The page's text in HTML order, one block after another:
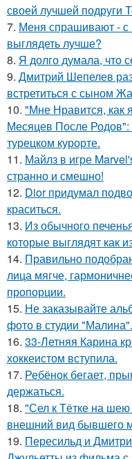
своей лучшей подруги
7. Меня спрашивают - с
выглядеть лучше?
8. Я долго думала, что
9. Дмитрий Шепелев
встретиться с сыном
10. "Мне Нравится, как
Месяцев После Родов":
турецком курорте.
11. Майлз в игре
странно и смешно!
12. Dior придумал
краситься.
13. Из обычного
которые выглядят как
14. Правильно
лица мягче,
пропорции.
15. Не заказывайте
фото в студии "Малина".
16. 33-Летняя Карина
хоккеистом вступила.
17. Ребёнок бегает,
держаться.
18. "Сел к Тётке на
внешний вид бывшего
19. Пересильд и